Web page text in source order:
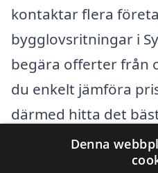
kontaktar flera
bygglovsritningar i
begära offerter från
du enkelt jämföra
därmed hitta det
passar din budget.
Denna